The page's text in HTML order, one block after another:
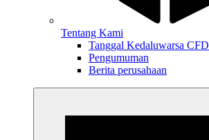
Tentang Kami
Tanggal Kedaluwarsa CFD
Pengumuman
Berita perusahaan